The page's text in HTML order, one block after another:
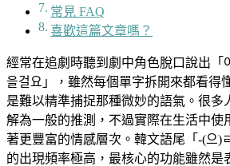
常見 FAQ
喜歡這篇文章嗎？
經常在追劇時聽到劇中角色脫口說出「
을걸요」，雖然每個單字拆開來都看得
是難以精準捕捉那種微妙的語氣。很多
解為一般的推測，不過實際在生活中使
著更豐富的情感層次。韓文語尾「-(으)
的出現頻率極高，最核心的功能雖然是